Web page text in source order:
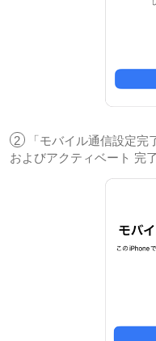
2
「モバイル通信設定
およびアクティベート 完了